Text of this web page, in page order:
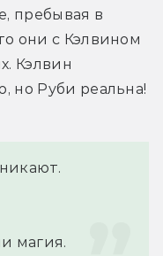
пребывая в
они с Кэлвином
Кэлвин
но Руби реальна!
магия.